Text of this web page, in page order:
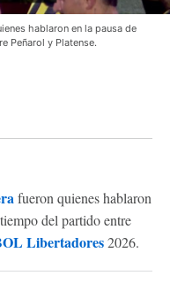
hablaron en la pausa de
Peñarol y Platense.
fueron quienes hablaron
del partido entre
Libertadores2026.